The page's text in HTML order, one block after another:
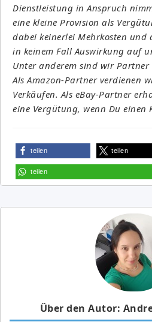
Dienstleistung in Anspruch
eine kleine Provision als
dabei keinerlei Mehrkosten und
in keinem Fall Auswirkung auf
Unter anderem sind wir Partner
Als Amazon-Partner verdienen
Verkäufen. Als eBay-Partner
eine Vergütung, wenn Du einen
teilen teilen
teilen
Über den Autor: